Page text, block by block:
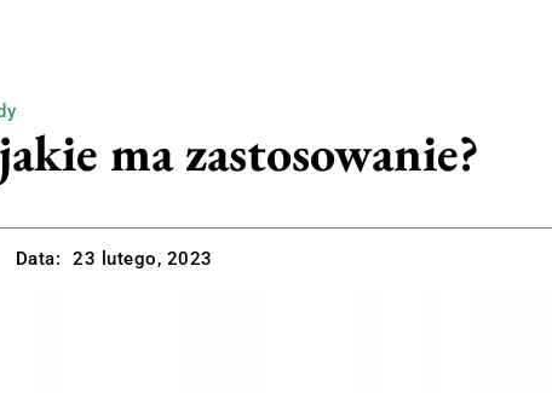
ma zastosowanie?
Data: 23 lutego, 2023